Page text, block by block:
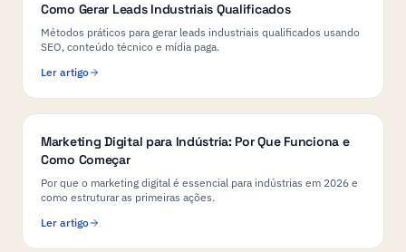
Como Gerar Leads Industriais Qualificados
Métodos práticos para gerar leads industriais qualificados usando
SEO, conteúdo técnico e mídia paga.
Ler artigo
Marketing Digital para Indústria: Por Que Funciona e
Como Começar
Por que o marketing digital é essencial para indústrias em 2026 e
como estruturar as primeiras ações.
Ler artigo